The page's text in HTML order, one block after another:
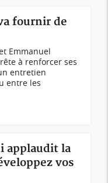
fournir de
Emmanuel
à renforcer ses
entretien
entre les
applaudit la
vos